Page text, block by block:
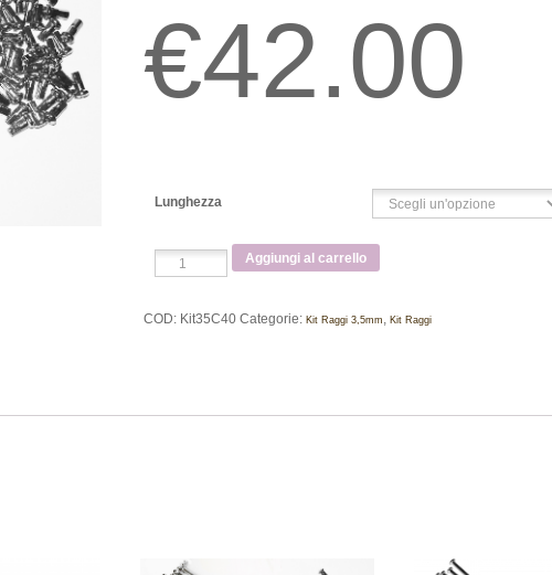
€42.00
Lunghezza
Kit
40
-
90°
Aggiungi al carrello
COD: Kit35C40 Categorie:Kit Raggi 3,5mm ,Kit Raggi